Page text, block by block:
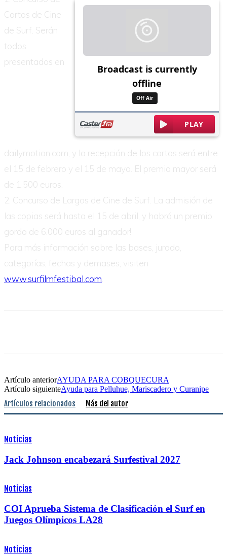
Cortos de Cine
de Surf. Serán
todos
presentados en
dailymotion.com, y la recepción de los cortos será entre
el 15 de febrero y el 15 de mayo. El premio mayor será
de 1.500 euros.
2. Concurso de Largos de Cine de Surf. La admisión de
las copias será hasta el 15 de abril, y habrá un premio
gordo de 6.000 euros al ganador!
Para más información sobre las bases, jurado,
categorías, fechas y demases, visiten
www.surfilmfestibal.com
Artículo anteriorAYUDA PARA COBQUECURA
Artículo siguienteAyuda para Pelluhue, Mariscadero y Curanipe
Artículos relacionados Más del autor
Noticias
Jack Johnson encabezará Surfestival 2027
Noticias
COI Aprueba Sistema de Clasificación el Surf en
Juegos Olímpicos LA28
Noticias